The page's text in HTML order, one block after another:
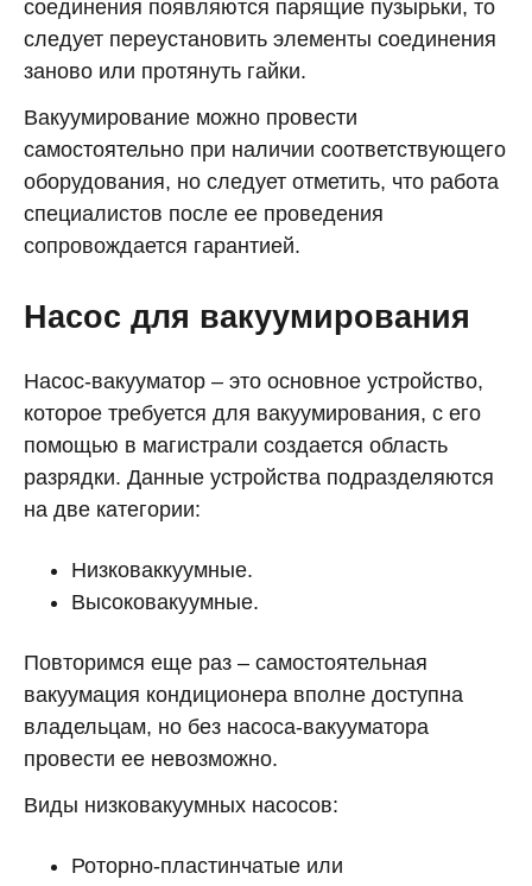
соединения появляются парящие пузырьки, то
следует переустановить элементы соединения
заново или протянуть гайки.
Вакуумирование можно провести
самостоятельно при наличии соответствующего
оборудования, но следует отметить, что работа
специалистов после ее проведения
сопровождается гарантией.
Насос для вакуумирования
Насос-вакууматор – это основное устройство,
которое требуется для вакуумирования, с его
помощью в магистрали создается область
разрядки. Данные устройства подразделяются
на две категории:
Низковаккуумные.
Высоковакуумные.
Повторимся еще раз – самостоятельная
вакуумация кондиционера вполне доступна
владельцам, но без насоса-вакууматора
провести ее невозможно.
Виды низковакуумных насосов:
Роторно-пластинчатые или